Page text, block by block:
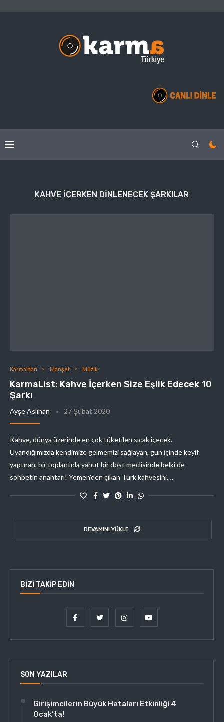
KAHVE IÇERKEN DINLENECEK ŞARKILAR
Karma'dan Manşet Müzik
KarmaList: Kahve İçerken Size Eşlik Edecek 10
Şarkı
Ayşe Aslıhan 27 Şubat 2020
Kahve, dünya üzerinde en çok tüketilen sıcak içecek.
Uyandığımızda kendimize gelmemizi sağlayan, gün içinde keyif
yaptıran, bir toplantıda yahut bir dost meclisinde belki de
sohbetin anahtarı! Yemen’den çıkan Türk kahvesini,…
DEVAMINI YÜKLE
BIZI TAKIP EDIN
SON YAZILAR
Girişimcilerin Büyük Hataları Etkinliği 4
Ocak’ta!